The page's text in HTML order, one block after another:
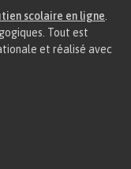
scolaire en ligne
Tout est
et réalisé avec